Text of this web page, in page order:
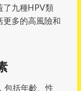
了九種HPV類
更多的高風險和
包括年齡、性